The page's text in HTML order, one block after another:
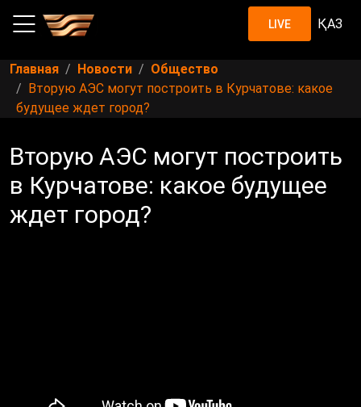
LIVE ҚАЗ
Главная Новости
Общество
Вторую АЭС могут построить в Курчатове: какое
будущее ждет город?
Вторую АЭС могут построить
в Курчатове: какое будущее
ждет город?